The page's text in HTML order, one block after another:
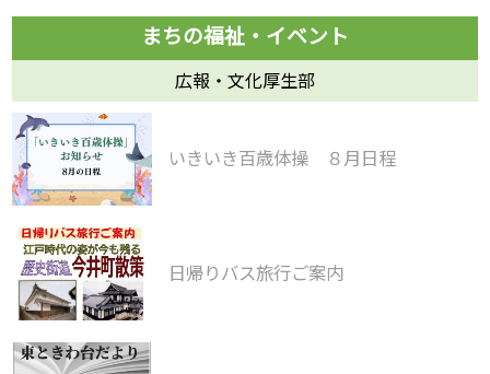
広報・文化厚生部
いきいき百歳体操 ８月日程
日帰りバス旅行ご案内